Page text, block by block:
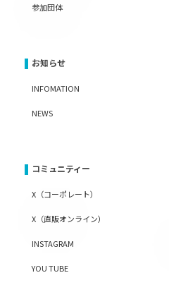
参加団体
お知らせ
INFOMATION
NEWS
コミュニティー
X（コーポレート）
X（直販オンライン）
INSTAGRAM
YOU TUBE